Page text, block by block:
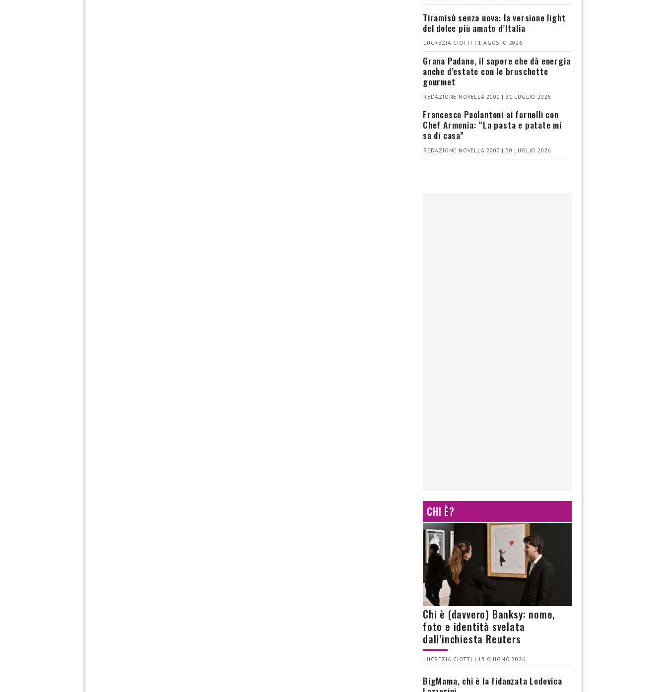
Tiramisù senza uova: la versione light
del dolce più amato d’Italia
LUCREZIA CIOTTI | 1 AGOSTO 2026
Grana Padano, il sapore che dà energia
anche d’estate con le bruschette
gourmet
REDAZIONE NOVELLA 2000 | 31 LUGLIO 2026
Francesco Paolantoni ai fornelli con
Chef Armonia: “La pasta e patate mi
sa di casa”
REDAZIONE NOVELLA 2000 | 30 LUGLIO 2026
CHI È?
Chi è (davvero) Banksy: nome,
foto e identità svelata
dall’inchiesta Reuters
LUCREZIA CIOTTI | 13 GIUGNO 2026
BigMama, chi è la fidanzata Lodovica